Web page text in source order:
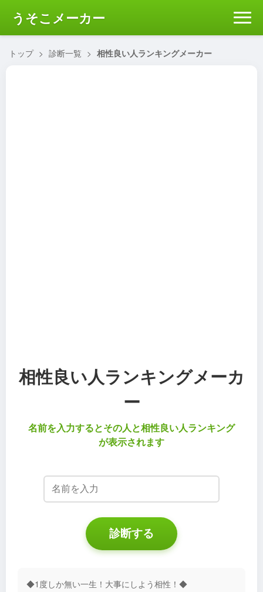
うそこメーカー
トップ > 診断一覧 > 相性良い人ランキングメーカー
相性良い人ランキングメーカ
ー
名前を入力するとその人と相性良い人ランキング
が表示されます
診断する
◆1度しか無い一生！大事にしよう相性！◆